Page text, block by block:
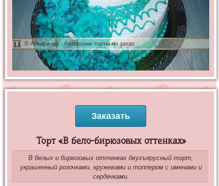
Заказать
Торт «В бело-бирюзовых оттенках»
В белых и бирюзовых оттенках двухъярусный торт,
украшенный розочками, кружевами и топпером с именами и
сердечками.